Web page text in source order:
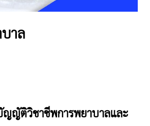
าล
ติวิชาชีพการพยาบาลและ